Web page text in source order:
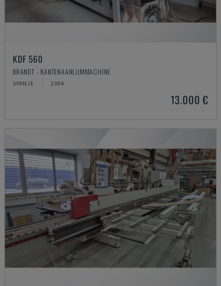
KDF 560
BRANDT - KANTENAANLIJMMACHINE
SPANJE 2004
13.000 €